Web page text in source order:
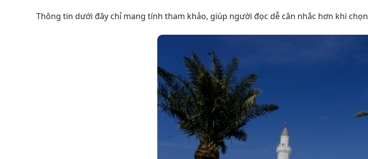
Thông tin dưới đây chỉ mang tính tham khảo, giúp người đọc dễ cân nhắc hơn khi